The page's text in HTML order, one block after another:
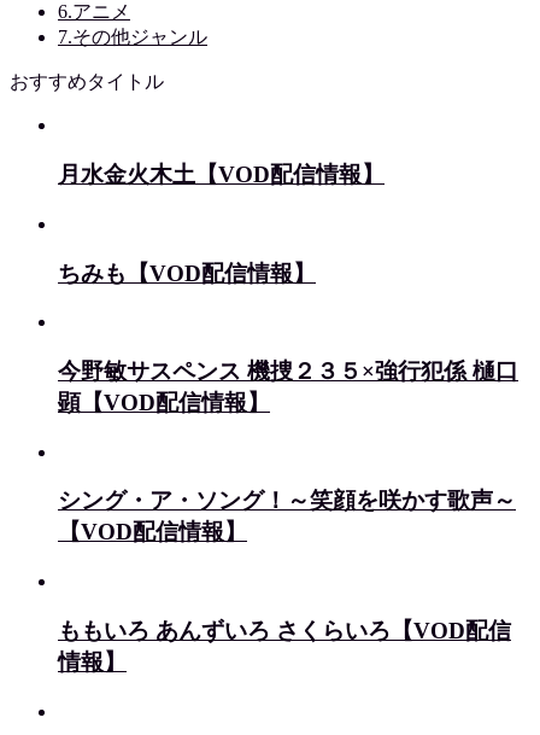
6.アニメ
7.その他ジャンル
おすすめタイトル
月水金火木土【VOD配信情報】
ちみも【VOD配信情報】
今野敏サスペンス 機捜２３５×強行犯係 樋口
顕【VOD配信情報】
シング・ア・ソング！～笑顔を咲かす歌声～
【VOD配信情報】
ももいろ あんずいろ さくらいろ【VOD配信
情報】